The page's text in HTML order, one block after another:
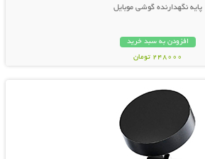
پایه نگهدارنده گوشی موبایل
افزودن به سبد خرید
248000 تومان
نمایش توضیحات بیشتر